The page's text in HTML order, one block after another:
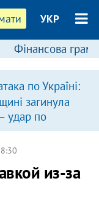
УКР
Фінансова
по Україні:
загинула
удар по
из-за